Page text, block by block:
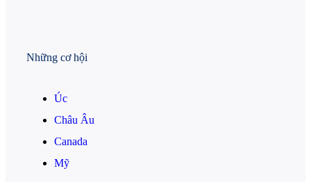
Những cơ hội
Úc
Châu Âu
Canada
Mỹ